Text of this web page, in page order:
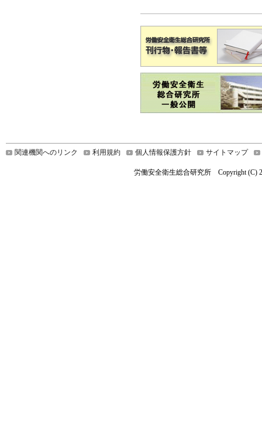
関連機関へのリンク 利用規約 個人情報保護方針 サイトマップ
労働安全衛生総合研究所 Copyright (C)